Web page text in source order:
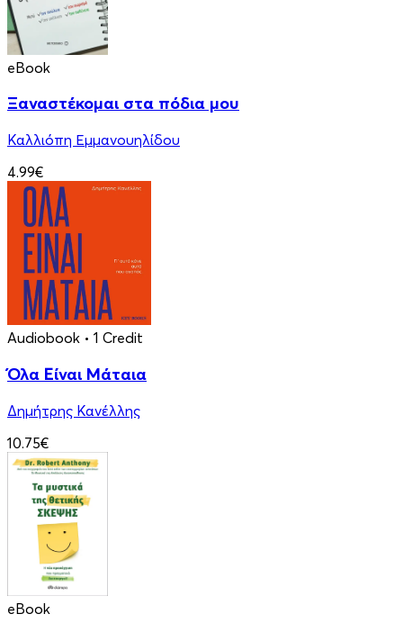
eBook
Ξαναστέκομαι στα πόδια μου
Καλλιόπη Εμμανουηλίδου
4.99€
Audiobook • 1 Credit
Όλα Είναι Μάταια
Δημήτρης Κανέλλης
10.75€
eBook